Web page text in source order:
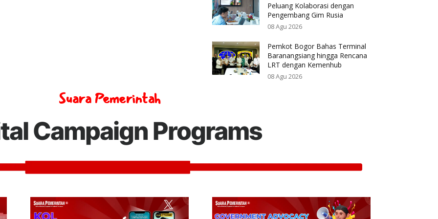
Peluang Kolaborasi dengan
Pengembang Gim Rusia
08 Agu 2026
Pemkot Bogor Bahas Terminal
Baranangsiang hingga Rencana
LRT dengan Kemenhub
08 Agu 2026
Suara Pemerintah
Campaign Programs